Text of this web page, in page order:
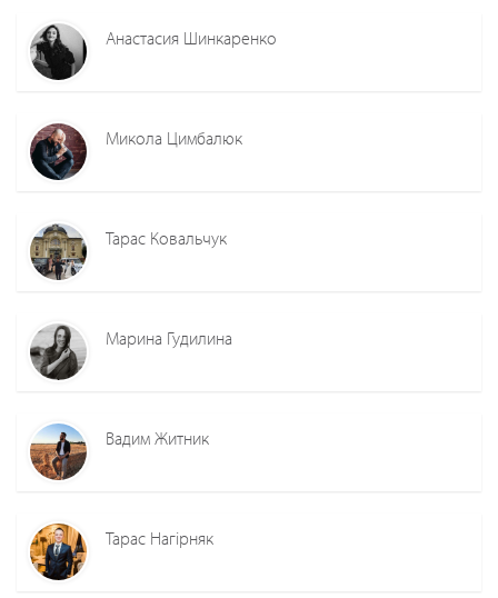
Анастасия Шинкаренко
Микола Цимбалюк
Тарас Ковальчук
Марина Гудилина
Вадим Житник
Тарас Нагірняк